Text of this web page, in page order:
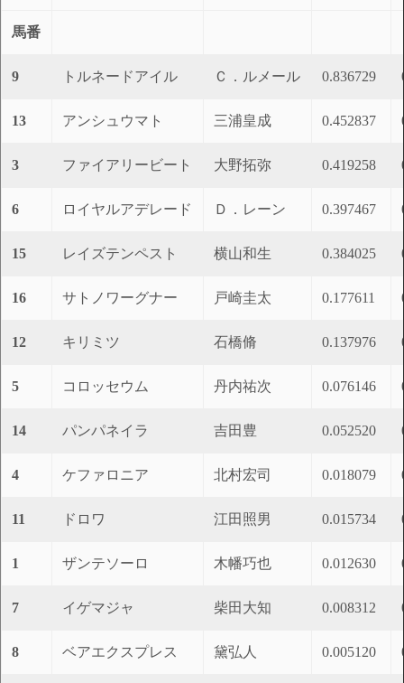
馬番
9 トルネードアイル Ｃ．ルメール 0.836729
13 アンシュウマト 三浦皇成 0.452837
3 ファイアリービート 大野拓弥 0.419258
6 ロイヤルアデレード Ｄ．レーン 0.397467
15 レイズテンペスト 横山和生 0.384025
16 サトノワーグナー 戸崎圭太 0.177611
12 キリミツ 石橋脩 0.137976
5 コロッセウム 丹内祐次 0.076146
14 パンパネイラ 吉田豊 0.052520
4 ケファロニア 北村宏司 0.018079
11 ドロワ 江田照男 0.015734
1 ザンテソーロ 木幡巧也 0.012630
7 イゲマジャ 柴田大知 0.008312
8 ベアエクスプレス 黛弘人 0.005120